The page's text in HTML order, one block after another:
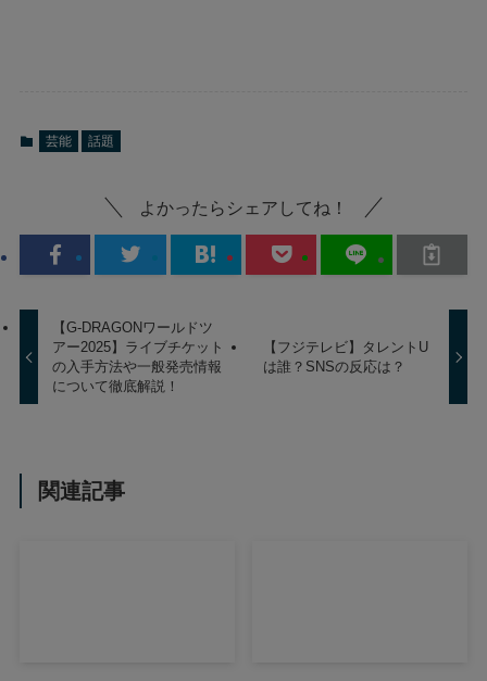
芸能 話題
よかったらシェアしてね！
【G-DRAGONワールドツ
アー2025】ライブチケット
の入手方法や一般発売情報
について徹底解説！
【フジテレビ】タレントU
は誰？SNSの反応は？
関連記事